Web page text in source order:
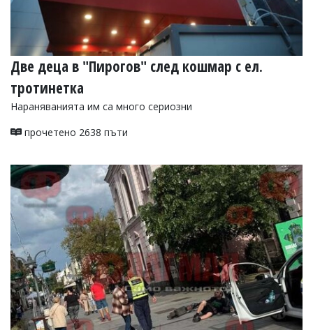
Две деца в "Пирогов" след кошмар с ел.
тротинетка
Нараняванията им са много сериозни
прочетено 2638 пъти